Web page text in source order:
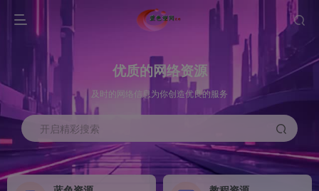
优质的网络资源
及时的网络信息为你创造优良的服务
开启精彩搜索